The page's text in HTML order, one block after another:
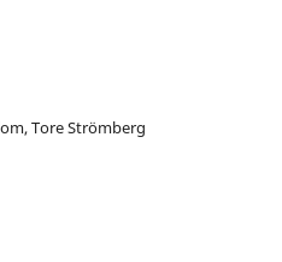
Tore Strömberg